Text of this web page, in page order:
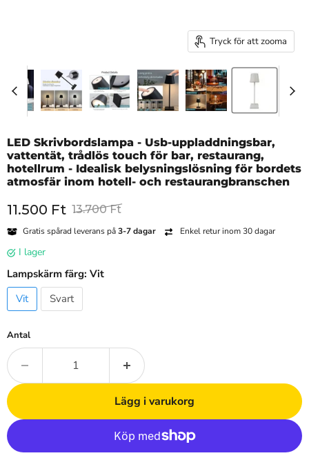
Tryck för att zooma
LED Skrivbordslampa - Usb-uppladdningsbar,
vattentät, trådlös touch för bar, restaurang,
hotellrum - Idealisk belysningslösning för bordets
atmosfär inom hotell- och restaurangbranschen
Nuvarande pris
11.500 Ft Originalpris
13.700 Ft
Gratis spårad leverans på3-7 dagar Enkel retur inom 30 dagar
i lager
Lampskärm färg: Vit
Vit
Svart
Antal
Lägg i varukorg